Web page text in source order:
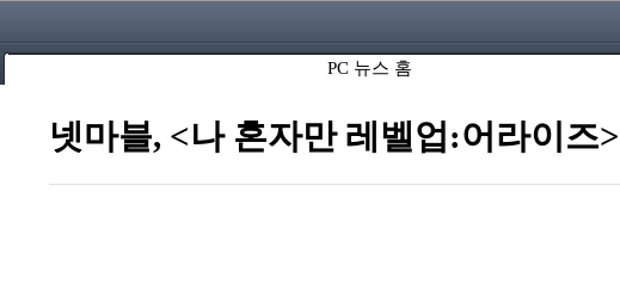
PC 뉴스 홈
넷마블, <나 혼자만 레벨업:어라이즈